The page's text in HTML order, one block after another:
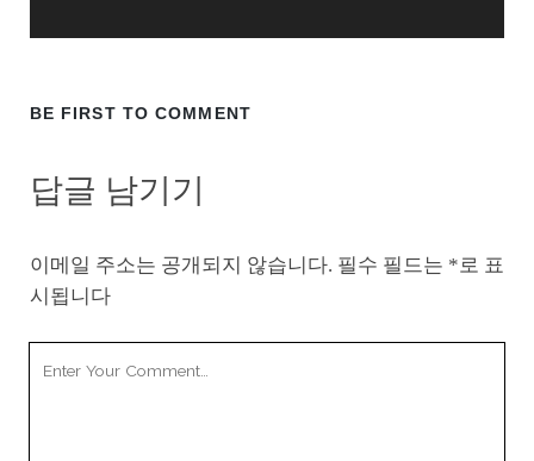
BE FIRST TO COMMENT
답글 남기기
이메일 주소는 공개되지 않습니다. 필수 필드는 *로 표
시됩니다